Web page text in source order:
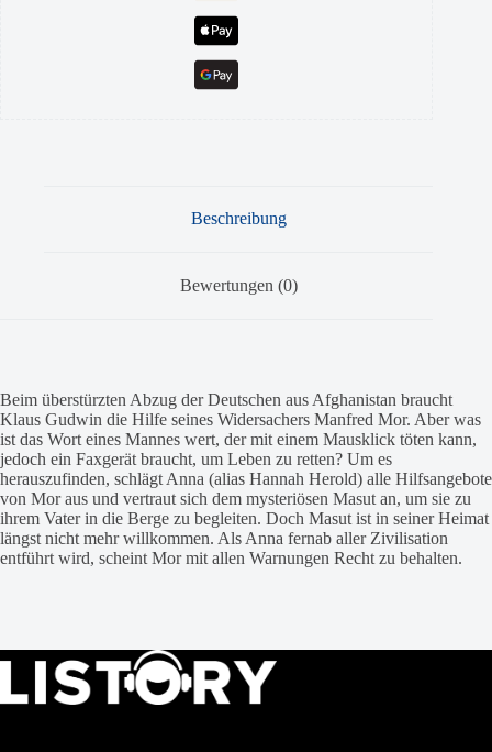
Beschreibung
Bewertungen (0)
Beim überstürzten Abzug der Deutschen aus Afghanistan braucht
Klaus Gudwin die Hilfe seines Widersachers Manfred Mor. Aber was
ist das Wort eines Mannes wert, der mit einem Mausklick töten kann,
jedoch ein Faxgerät braucht, um Leben zu retten? Um es
herauszufinden, schlägt Anna (alias Hannah Herold) alle Hilfsangebote
von Mor aus und vertraut sich dem mysteriösen Masut an, um sie zu
ihrem Vater in die Berge zu begleiten. Doch Masut ist in seiner Heimat
längst nicht mehr willkommen. Als Anna fernab aller Zivilisation
entführt wird, scheint Mor mit allen Warnungen Recht zu behalten.